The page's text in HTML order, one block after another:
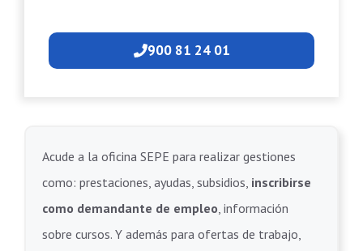
900 81 24 01
Acude a la oficina SEPE para realizar gestiones
como: prestaciones, ayudas, subsidios, inscribirse
como demandante de empleo, información
sobre cursos. Y además para ofertas de trabajo,